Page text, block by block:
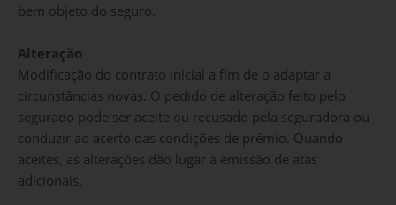
bem objeto do seguro.
Alteração
Modificação do contrato inicial a fim de o adaptar a
circunstâncias novas. O pedido de alteração feito pelo
segurado pode ser aceite ou recusado pela seguradora ou
conduzir ao acerto das condições de prémio. Quando
aceites, as alterações dão lugar à emissão de atas
adicionais.